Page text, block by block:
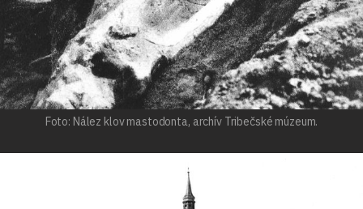
Foto: Nález klov mastodonta, archív Tribečské múzeum.